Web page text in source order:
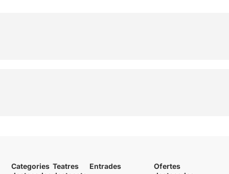
Categories Teatres
Entrades
Ofertes